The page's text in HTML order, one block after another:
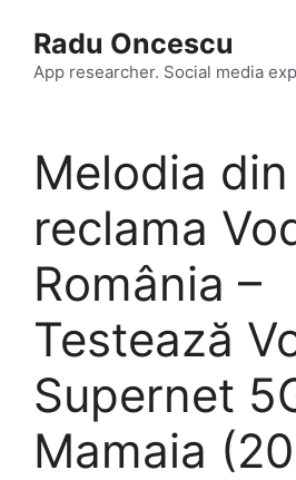
content
Radu Oncescu
App researcher. Social media
Melodia din
reclama
România –
Testează
Supernet
Mamaia